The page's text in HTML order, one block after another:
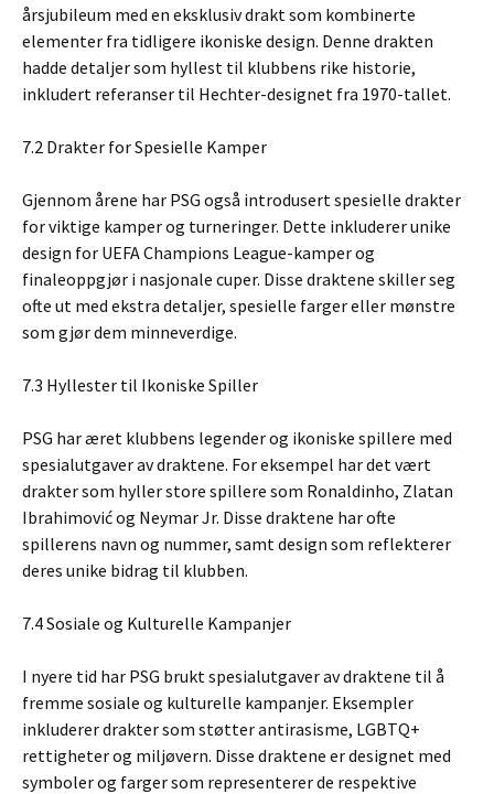
årsjubileum med en eksklusiv drakt som kombinerte
elementer fra tidligere ikoniske design. Denne drakten
hadde detaljer som hyllest til klubbens rike historie,
inkludert referanser til Hechter-designet fra 1970-tallet.
7.2 Drakter for Spesielle Kamper
Gjennom årene har PSG også introdusert spesielle drakter
for viktige kamper og turneringer. Dette inkluderer unike
design for UEFA Champions League-kamper og
finaleoppgjør i nasjonale cuper. Disse draktene skiller seg
ofte ut med ekstra detaljer, spesielle farger eller mønstre
som gjør dem minneverdige.
7.3 Hyllester til Ikoniske Spiller
PSG har æret klubbens legender og ikoniske spillere med
spesialutgaver av draktene. For eksempel har det vært
drakter som hyller store spillere som Ronaldinho, Zlatan
Ibrahimović og Neymar Jr. Disse draktene har ofte
spillerens navn og nummer, samt design som reflekterer
deres unike bidrag til klubben.
7.4 Sosiale og Kulturelle Kampanjer
I nyere tid har PSG brukt spesialutgaver av draktene til å
fremme sosiale og kulturelle kampanjer. Eksempler
inkluderer drakter som støtter antirasisme, LGBTQ+
rettigheter og miljøvern. Disse draktene er designet med
symboler og farger som representerer de respektive